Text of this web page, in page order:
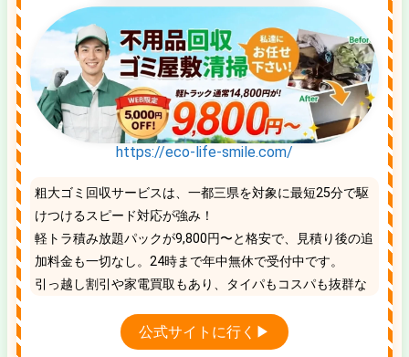
https://eco-life-smile.com/
粗大ゴミ回収サービスは、一都三県を対象に最短25分で駆
けつけるスピード対応が強み！
軽トラ積み放題パックが9,800円〜と格安で、見積り後の追
加料金も一切なし。24時まで年中無休で受付中です。
引っ越し割引や家電買取もあり、タイパもコスパも抜群な
公式サイトに行く▶